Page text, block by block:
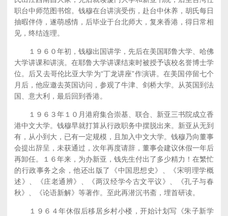
职台中师范图书馆。钱穆在台讲演受伤，赴台中休养，胡氏每日
抽暇伴侍，遂萌感情，后毕业于台北师大，复来香港，得日常相
见，终结连理。
１９６０年初，钱穆出国讲学，先后在美国耶鲁大学、哈佛
大学讲课和讲演。在耶鲁大学讲课结束时被授予该校名誉博士学
位。后又去哥伦比亚大学为“丁龙讲座”作演讲。在美国停留七个
月后，他应邀去英国访问，参观了牛津、剑桥大学。从英国到法
国、意大利，最后回到香港。
１９６３年１０月港府集合崇基、联合、新亚三书院成立香
港中文大学。钱穆早就打算从行政职务中摆脱出来。新亚从无到
有，从小到大，已有一定规模，且加入中文大学。钱穆乃向董事
会提出辞呈，未获通过，次年再度请辞，董事会建议休假一年后
再卸任。１６年来，为办新亚，钱先生付出了多少精力！在繁忙
的行政事务之余，他还出版了《中国思想史》、《宋明理学概
述》、《庄老通辨》、《两汉经学今古文平议》、《孔子与春
秋》、《论语新解》等著作。至此再潜沉书斋，埋首研读。
１９６４年休假后移居乡村小楼，开始计划写《朱子新学